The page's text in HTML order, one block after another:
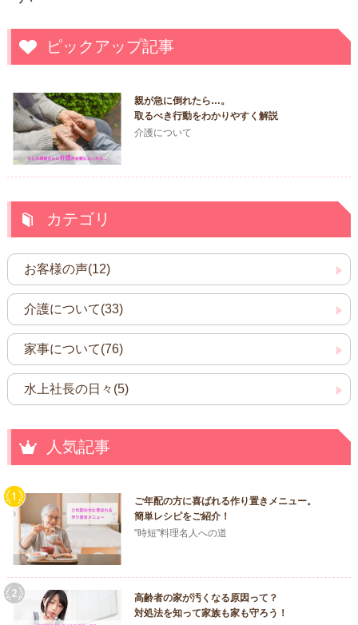
ピックアップ記事
親が急に倒れたら…。
取るべき行動をわかりやすく解説
介護について
カテゴリ
お客様の声(12)
介護について(33)
家事について(76)
水上社長の日々(5)
人気記事
ご年配の方に喜ばれる作り置きメニュー。
簡単レシピをご紹介！
"時短"料理名人への道
高齢者の家が汚くなる原因って？
対処法を知って家族も家も守ろう！